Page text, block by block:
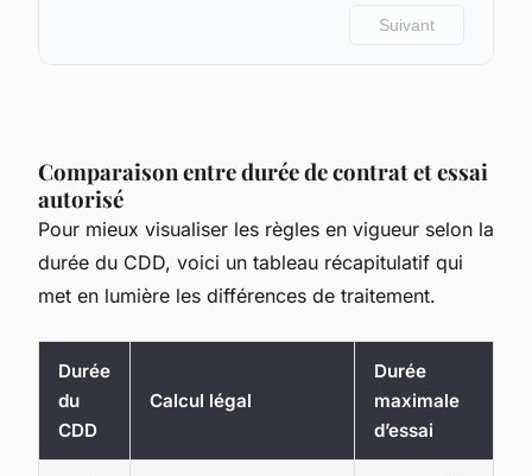
Comparaison entre durée de contrat et essai
autorisé
Pour mieux visualiser les règles en vigueur selon la
durée du CDD, voici un tableau récapitulatif qui
met en lumière les différences de traitement.
Durée
du
CDD
Calcul légal
Durée
maximale
d’essai